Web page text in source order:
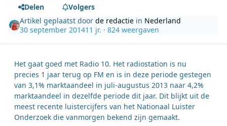
Delen
Volgers
Artikel geplaatst doorde redactie in Nederland
30 september 201411 jr. · 824 weergaven
Het gaat goed met Radio 10. Het radiostation is nu
precies 1 jaar terug op FM en is in deze periode gestegen
van 3,1% marktaandeel in juli-augustus 2013 naar 4,2%
marktaandeel in dezelfde periode dit jaar. Dit blijkt uit de
meest recente luistercijfers van het Nationaal Luister
Onderzoek die vanmorgen bekend zijn gemaakt.